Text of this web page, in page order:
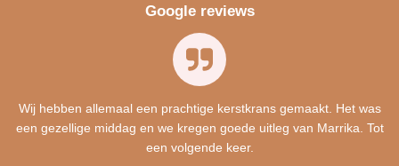
Google reviews
Wij hebben allemaal een prachtige kerstkrans gemaakt. Het was
een gezellige middag en we kregen goede uitleg van Marrika. Tot
een volgende keer.